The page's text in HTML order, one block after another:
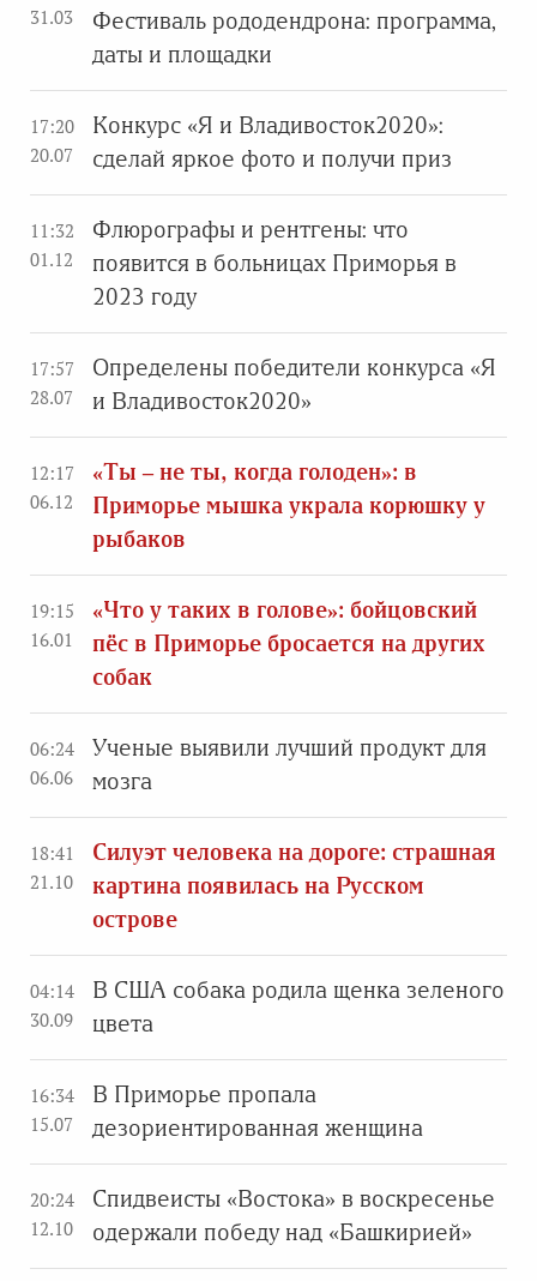
31.03
Фестиваль рододендрона: программа,
даты и площадки
17:20
20.07
Конкурс «Я и Владивосток2020»:
сделай яркое фото и получи приз
11:32
01.12
Флюрографы и рентгены: что
появится в больницах Приморья в
2023 году
17:57
28.07
Определены победители конкурса «Я
и Владивосток2020»
12:17
06.12
«Ты – не ты, когда голоден»: в
Приморье мышка украла корюшку у
рыбаков
19:15
16.01
«Что у таких в голове»: бойцовский
пёс в Приморье бросается на других
собак
06:24
06.06
Ученые выявили лучший продукт для
мозга
18:41
21.10
Силуэт человека на дороге: страшная
картина появилась на Русском
острове
04:14
30.09
В США собака родила щенка зеленого
цвета
16:34
15.07
В Приморье пропала
дезориентированная женщина
20:24
12.10
Спидвеисты «Востока» в воскресенье
одержали победу над «Башкирией»